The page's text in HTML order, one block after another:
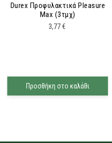
Durex Προφυλακτικά Pleasure
Max (3τμχ)
3,77€
Προσθήκη στο καλάθι